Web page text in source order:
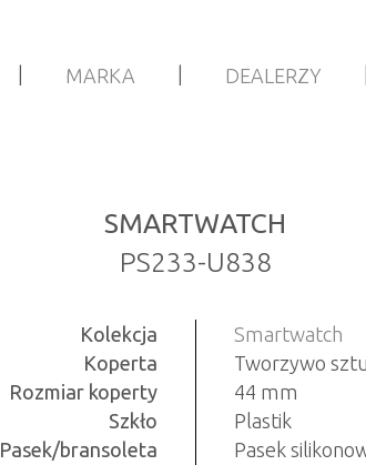
MARKA DEALERZY
SMARTWATCH
PS233-U838
Kolekcja
Smartwatch
Koperta
Tworzywo
Rozmiar koperty
44 mm
Szkło
Plastik
Pasek/bransoleta
Pasek